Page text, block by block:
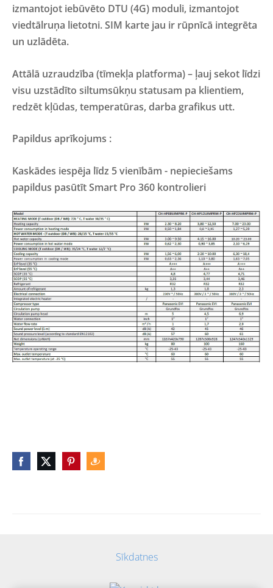
izmantojot iebūvēto DTU (4G) moduli, izmantojot
viedtālruņa lietotni. SIM karte jau ir rūpnīcā integrēta
un uzlādēta.
Attālā uzraudzība (tīmekļa platforma) – ļauj sekot līdzi
visu uzstādīto siltumsūkņu statusam pa klientiem,
redzēt kļūdas, temperatūras, darba grafikus utt.
Papildus aprīkojums :
Kaskādes iespēja līdz 5 vienībām - nepieciešams
papildus pasūtīt Smart Pro 360 kontrolieri
Sīkdatnes